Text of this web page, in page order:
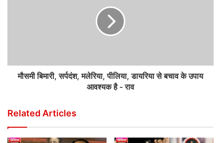
मौसमी बिमारी, सर्पदंश, मलेरिया, पीलिया, डायरिया से बचाव के उपाय
आवश्यक है - राव
Related Articles